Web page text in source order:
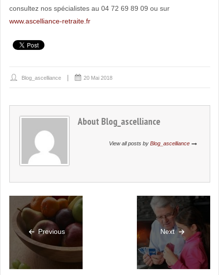
consultez nos spécialistes au 04 72 69 89 09 ou sur
www.ascelliance-retraite.fr
Blog_ascelliance 20 Mai 2018
About Blog_ascelliance
View all posts by Blog_ascelliance
Previous Next